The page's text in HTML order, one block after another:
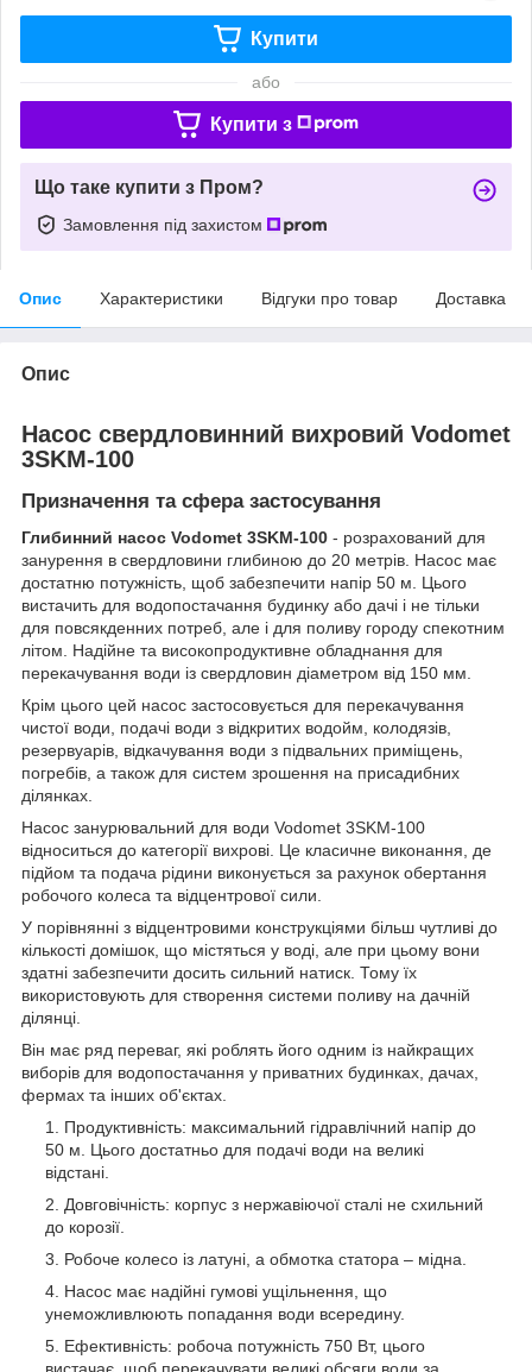
Купити
або
Купити з
Що таке купити з Пром?
Замовлення під захистом
Опис Характеристики Відгуки про товар Доставка
Опис
Насос свердловинний вихровий Vodomet
3SKM-100
Призначення та сфера застосування
Глибинний насос Vodomet 3SKM-100 - розрахований для
занурення в свердловини глибиною до 20 метрів. Насос має
достатню потужність, щоб забезпечити напір 50 м. Цього
вистачить для водопостачання будинку або дачі і не тільки
для повсякденних потреб, але і для поливу городу спекотним
літом. Надійне та високопродуктивне обладнання для
перекачування води із свердловин діаметром від 150 мм.
Крім цього цей насос застосовується для перекачування
чистої води, подачі води з відкритих водойм, колодязів,
резервуарів, відкачування води з підвальних приміщень,
погребів, а також для систем зрошення на присадибних
ділянках.
Насос занурювальний для води Vodomet 3SKM-100
відноситься до категорії вихрові. Це класичне виконання, де
підйом та подача рідини виконується за рахунок обертання
робочого колеса та відцентрової сили.
У порівнянні з відцентровими конструкціями більш чутливі до
кількості домішок, що містяться у воді, але при цьому вони
здатні забезпечити досить сильний натиск. Тому їх
використовують для створення системи поливу на дачній
ділянці.
Він має ряд переваг, які роблять його одним із найкращих
виборів для водопостачання у приватних будинках, дачах,
фермах та інших об'єктах.
Продуктивність: максимальний гідравлічний напір до
50 м. Цього достатньо для подачі води на великі
відстані.
Довговічність: корпус з нержавіючої сталі не схильний
до корозії.
Робоче колесо із латуні, а обмотка статора – мідна.
Насос має надійні гумові ущільнення, що
унеможливлюють попадання води всередину.
Ефективність: робоча потужність 750 Вт, цього